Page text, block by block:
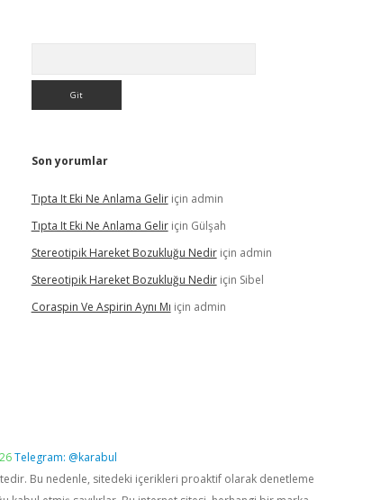
Son yorumlar
Tıpta It Eki Ne Anlama Geliriçin admin
Tıpta It Eki Ne Anlama Geliriçin Gülşah
Stereotipik Hareket Bozukluğu Nediriçin admin
Stereotipik Hareket Bozukluğu Nediriçin Sibel
Coraspin Ve Aspirin Aynı Mı için admin
Telegram: @karabul
Bu nedenle, sitedeki içerikleri proaktif olarak denetleme